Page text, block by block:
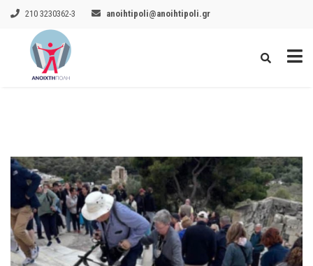
210 3230362-3 anoihtipoli@anoihtipoli.gr